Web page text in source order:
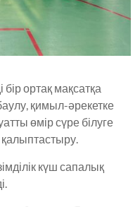
ортақ мақсатқа
қимыл-әрекетке
өмір сүре білуге
күш сапалық